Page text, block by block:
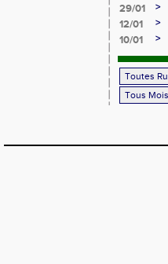
29/01
>
12/01 >
10/01
>